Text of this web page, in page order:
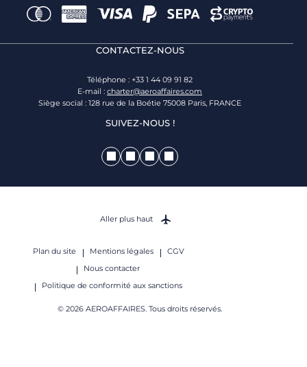
CONTACTEZ-NOUS
Téléphone : +33 1 44 09 91 82
E-mail : charter@aeroaffaires.com
Siège social : 128 rue de la Boétie 75008 Paris, FRANCE
SUIVEZ-NOUS !
Plan du site Mentions légales
CGV
Nous contacter
Politique de conformité aux sanctions
© 2026 AEROAFFAIRES. Tous droits réservés.
Aller plus haut